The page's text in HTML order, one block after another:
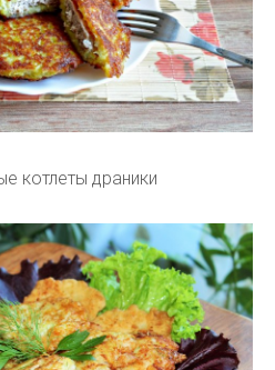
котлеты драники